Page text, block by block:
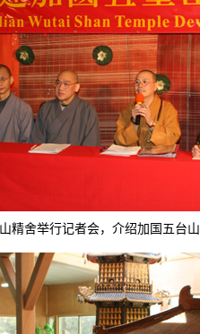
精舍举行记者会，介绍加国五台